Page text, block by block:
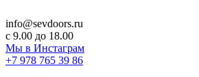
info@sevdoors.ru
c 9.00 до 18.00
Мы в Инстаграм
+7 978 765 39 86